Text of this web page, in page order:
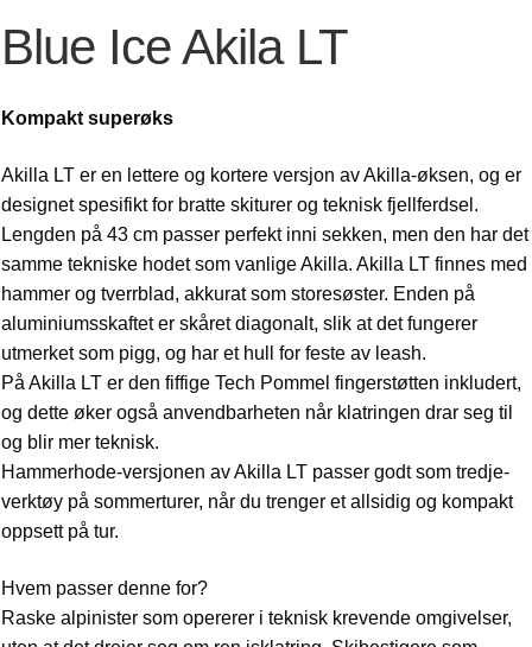
Blue Ice Akila LT
Kompakt superøks
Akilla LT er en lettere og kortere versjon av Akilla-øksen, og er
designet spesifikt for bratte skiturer og teknisk fjellferdsel.
Lengden på 43 cm passer perfekt inni sekken, men den har det
samme tekniske hodet som vanlige Akilla. Akilla LT finnes med
hammer og tverrblad, akkurat som storesøster. Enden på
aluminiumsskaftet er skåret diagonalt, slik at det fungerer
utmerket som pigg, og har et hull for feste av leash.
På Akilla LT er den fiffige Tech Pommel fingerstøtten inkludert,
og dette øker også anvendbarheten når klatringen drar seg til
og blir mer teknisk.
Hammerhode-versjonen av Akilla LT passer godt som tredje-
verktøy på sommerturer, når du trenger et allsidig og kompakt
oppsett på tur.
Hvem passer denne for?
Raske alpinister som opererer i teknisk krevende omgivelser,